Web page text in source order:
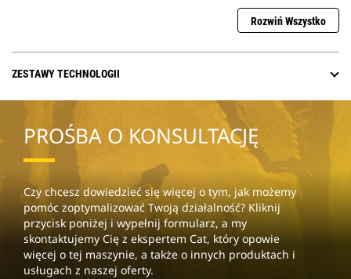
Rozwiń Wszystko
ZESTAWY TECHNOLOGII
PROŚBA O KONSULTACJĘ
Czy chcesz dowiedzieć się więcej o tym, jak możemy
pomóc zoptymalizować Twoją działalność? Kliknij
przycisk poniżej i wypełnij formularz, a my
skontaktujemy Cię z ekspertem Cat, który opowie
więcej o tej maszynie, a także o innych produktach i
usługach z naszej oferty.